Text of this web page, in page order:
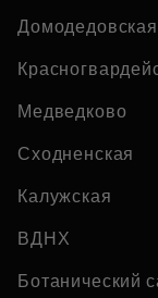
Домодедовская
Медведково
Сходненская
Калужская
ВДНХ
Ботанический